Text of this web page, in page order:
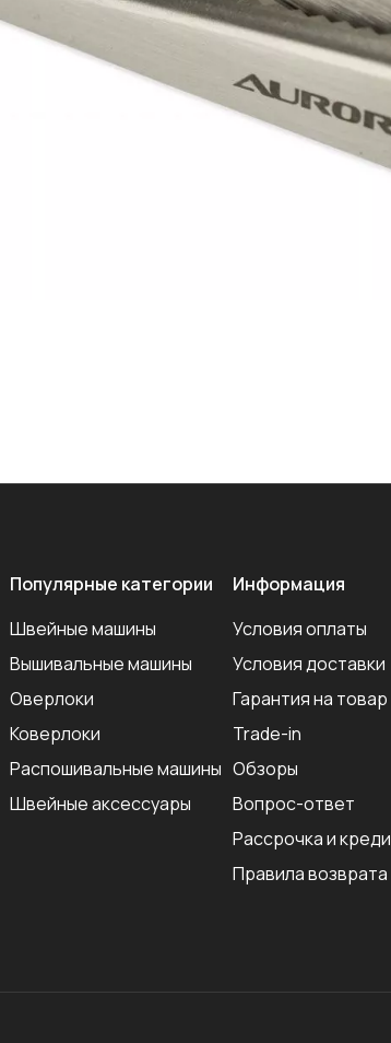
Популярные категории
Швейные машины
Вышивальные машины
Оверлоки
Коверлоки
Распошивальные машины
Швейные аксеcсуары
Информация
Условия оплаты
Условия доставки
Гарантия на товар
Trade-in
Обзоры
Вопрос-ответ
Рассрочка и
Правила возврата